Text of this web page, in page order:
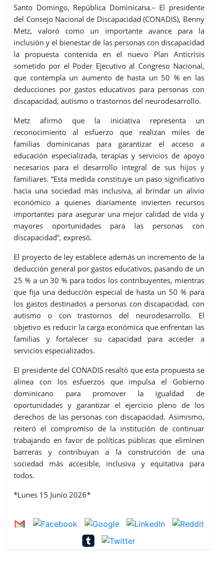
Santo Domingo, República Dominicana.– El presidente
del Consejo Nacional de Discapacidad (CONADIS), Benny
Metz, valoró como un importante avance para la
inclusión y el bienestar de las personas con discapacidad
la propuesta contenida en el nuevo Plan Anticrisis
sometido por el Poder Ejecutivo al Congreso Nacional,
que contempla un aumento de hasta un 50 % en las
deducciones por gastos educativos para personas con
discapacidad, autismo o trastornos del neurodesarrollo.
Metz afirmó que la iniciativa representa un
reconocimiento al esfuerzo que realizan miles de
familias dominicanas para garantizar el acceso a
educación especializada, terapias y servicios de apoyo
necesarios para el desarrollo integral de sus hijos y
familiares. “Esta medida constituye un paso significativo
hacia una sociedad más inclusiva, al brindar un alivio
económico a quienes diariamente invierten recursos
importantes para asegurar una mejor calidad de vida y
mayores oportunidades para las personas con
discapacidad”, expresó.
El proyecto de ley establece además un incremento de la
deducción general por gastos educativos, pasando de un
25 % a un 30 % para todos los contribuyentes, mientras
que fija una deducción especial de hasta un 50 % para
los gastos destinados a personas con discapacidad, con
autismo o con trastornos del neurodesarrollo. El
objetivo es reducir la carga económica que enfrentan las
familias y fortalecer su capacidad para acceder a
servicios especializados.
El presidente del CONADIS resaltó que esta propuesta se
alinea con los esfuerzos que impulsa el Gobierno
dominicano para promover la igualdad de
oportunidades y garantizar el ejercicio pleno de los
derechos de las personas con discapacidad. Asimismo,
reiteró el compromiso de la institución de continuar
trabajando en favor de políticas públicas que eliminen
barreras y contribuyan a la construcción de una
sociedad más accesible, inclusiva y equitativa para
todos.
*Lunes 15 Junio 2026*